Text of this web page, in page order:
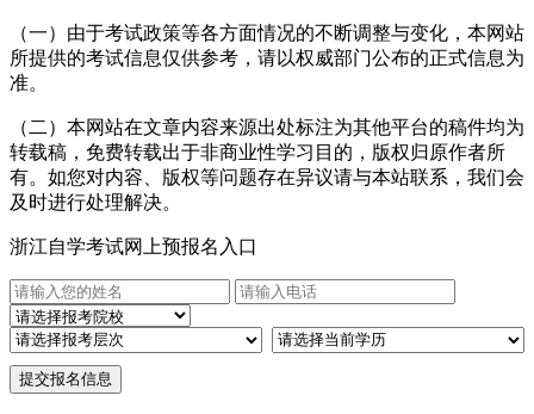
（一）由于考试政策等各方面情况的不断调整与变化，本网站
所提供的考试信息仅供参考，请以权威部门公布的正式信息为
准。
（二）本网站在文章内容来源出处标注为其他平台的稿件均为
转载稿，免费转载出于非商业性学习目的，版权归原作者所
有。如您对内容、版权等问题存在异议请与本站联系，我们会
及时进行处理解决。
浙江自学考试网上预报名入口
提交报名信息